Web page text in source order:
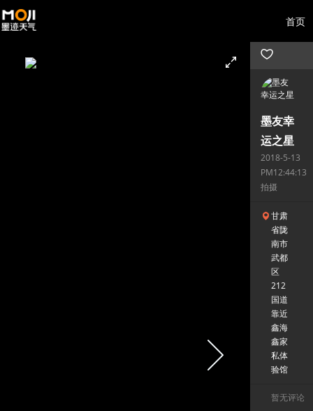
首页
墨友幸
运之星
2018-5-13
PM12:44:13
拍摄
甘肃
省陇
南市
武都
区
212
国道
靠近
鑫海
鑫家
私体
验馆
暂无评论